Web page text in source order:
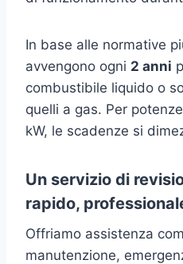
In base alle normative
avvengono ogni 2 anni
combustibile liquido o
quelli a gas. Per
kW, le scadenze si
Un servizio di
rapido,
Offriamo assistenza
manutenzione,